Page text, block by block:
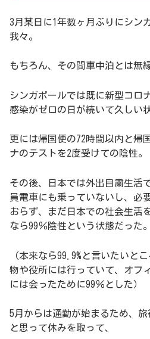
3月某日に1年数ヶ月ぶりにシン
我々。
もちろん、その間車中泊とは無
シンガポールでは既に新型コロ
感染がゼロの日が続いて久しい
更には帰国便の72時間以内と帰
ナのテストを2度受けての陰性。
その後、日本では外出自粛生活
員電車にも乗っていないし、必
おらず、まだ日本での社会生活
なら99％陰性という状態だった。
（本来なら99.9%と言いたいと
物や役所には行っていて、オフ
には会ったために99％とした）
5月からは通勤が始まるため、
と思って休みを取って、